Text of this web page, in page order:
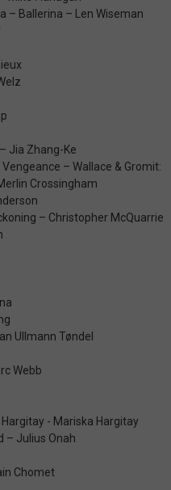
– Ballerina – Len Wiseman
Jia Zhang-Ke
– Wallace & Gromit:
Crossingham
– Christopher McQuarrie
Ullmann Tøndel
Webb
- Mariska Hargitay
– Julius Onah
Chomet